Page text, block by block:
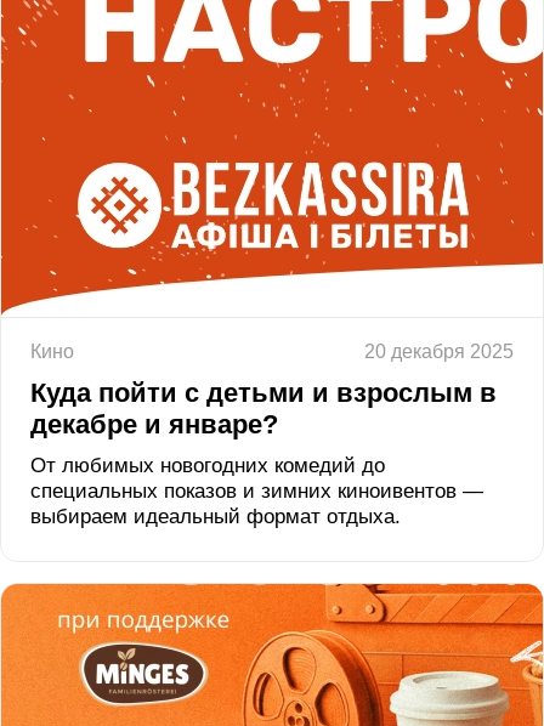
Кино 20 декабря 2025
Куда пойти с детьми и взрослым в
декабре и январе?
От любимых новогодних комедий до
специальных показов и зимних киноивентов —
выбираем идеальный формат отдыха.